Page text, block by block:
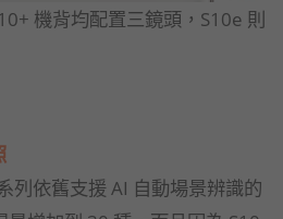
機背均配置三鏡頭，S10e 則
列依舊支援 AI 自動場景辨識的